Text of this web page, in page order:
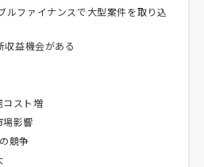
ルファイナンスで大型案件を取り込
収益機会がある
コスト増
場影響
競争